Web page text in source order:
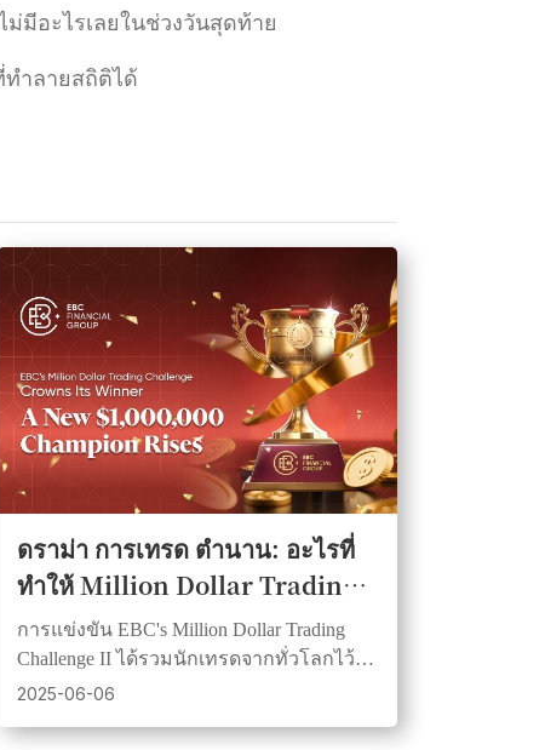
มีอะไรเลยในช่วงวันสุดท้าย
ทำลายสถิติได้
ดราม่า การเทรด ตำนาน: อะไรที่
ทำให้ Million Dollar Trading
Challenge II ของ EBC กลายเป็น
เรื่องที่น่าจดจำ
การแข่งขัน EBC's Million Dollar Trading
Challenge II ได้รวมนักเทรดจากทั่วโลกไว้ใน
การแข่งขันอันน่าตื่นเต้นระหว่างทักษะ
2025-06-06